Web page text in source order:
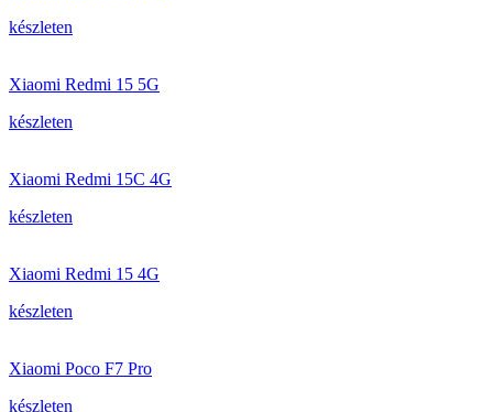
készleten
Xiaomi Redmi 15 5G
készleten
Xiaomi Redmi 15C 4G
készleten
Xiaomi Redmi 15 4G
készleten
Xiaomi Poco F7 Pro
készleten